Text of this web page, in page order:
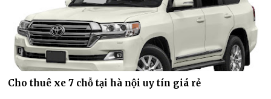
Cho thuê xe 7 chỗ tại hà nội uy tín giá rẻ